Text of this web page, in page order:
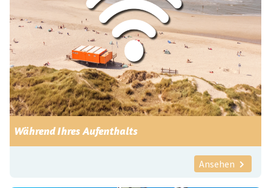
Während Ihres Aufenthalts
Ansehen